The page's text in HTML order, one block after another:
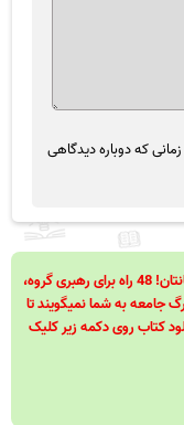
که دوباره دیدگاهی
48 قانون قدرت! 48 فرمول برای تسلط کامل بر اطرافیانتان! 48 راه برای رهبری گروه،
و بزرگ جامعه به شما نمیگویند تا
کتاب روی دکمه زیر کلیک